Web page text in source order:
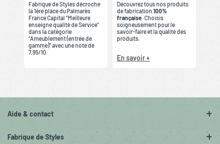
Fabrique de Styles décroche
la 1ère place du Palmarès
France Capital “Meilleure
enseigne qualité de Service”
dans la catégorie
“Ameublement (entrée de
gamme)” avec une note de
7,95/10.
Découvrez tous nos produits
de fabrication 100%
française. Choisis
soigneusement pour le
savoir-faire et la qualité des
produits.
En savoir +
Aide & contact
Fabrique de Styles